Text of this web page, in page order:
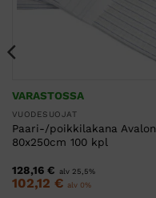
VARASTOSSA
VUODESUOJAT
Paari-/poikkilakana Avalon
80x250cm 100 kpl
128,16 € alv 25,5%
102,12 € alv 0%